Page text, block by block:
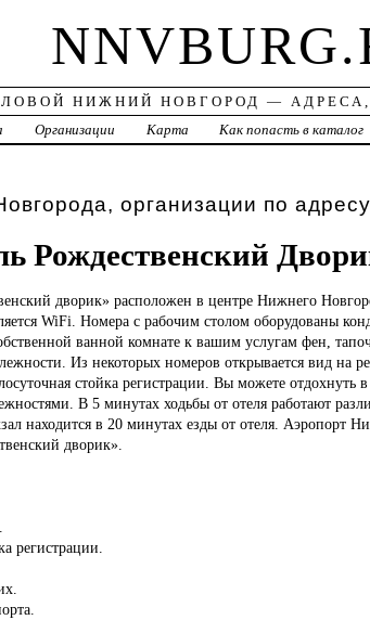
НИЖНИЙ НОВГОРОД —
Организации Карта Как попасть в каталог
организации по
Рождественский
дворик» расположен в центре Нижнего
WiFi. Номера с рабочим столом оборудованы
ванной комнате к вашим услугам фен,
Из некоторых номеров открывается вид на
стойка регистрации. Вы можете отдохнуть
В 5 минутах ходьбы от отеля работают
находится в 20 минутах езды от отеля. Аэропорт
дворик».
регистрации.